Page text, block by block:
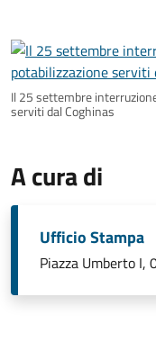
Il 25 settembre
serviti dal Coghinas
A cura di
Ufficio Stampa
Piazza Umberto I,